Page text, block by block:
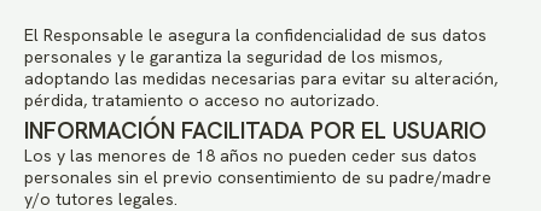
El Responsable le asegura la confidencialidad de sus datos
personales y le garantiza la seguridad de los mismos,
adoptando las medidas necesarias para evitar su alteración,
pérdida, tratamiento o acceso no autorizado.
INFORMACIÓN FACILITADA POR EL USUARIO
Los y las menores de 18 años no pueden ceder sus datos
personales sin el previo consentimiento de su padre/madre
y/o tutores legales.